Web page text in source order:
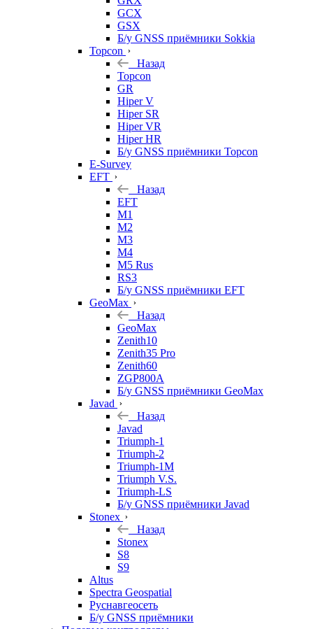
GCX
GSX
Б/у GNSS приёмники Sokkia
Topcon
Назад
Topcon
GR
Hiper V
Hiper SR
Hiper VR
Hiper HR
Б/у GNSS приёмники Topcon
E-Survey
EFT
Назад
EFT
M1
M2
M3
M4
M5 Rus
RS3
Б/у GNSS приёмники EFT
GeoMax
Назад
GeoMax
Zenith10
Zenith35 Pro
Zenith60
ZGP800A
Б/у GNSS приёмники GeoMax
Javad
Назад
Javad
Triumph-1
Triumph-2
Triumph-1M
Triumph V.S.
Triumph-LS
Б/у GNSS приёмники Javad
Stonex
Назад
Stonex
S8
S9
Altus
Spectra Geospatial
Руснавгеосеть
Б/у GNSS приёмники